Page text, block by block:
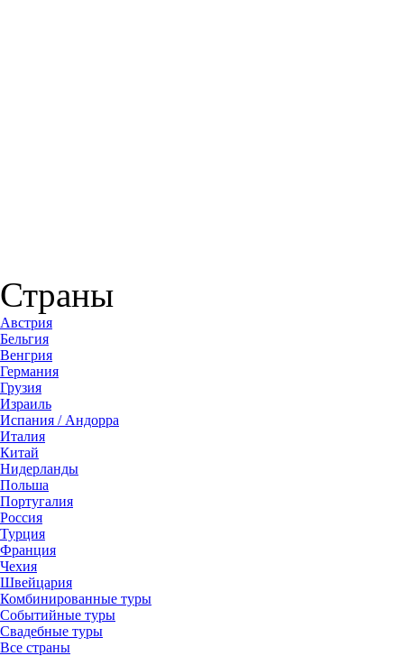
Страны
Австрия
Бельгия
Венгрия
Германия
Грузия
Израиль
Испания / Андорра
Италия
Китай
Нидерланды
Польша
Португалия
Россия
Турция
Франция
Чехия
Швейцария
Комбинированные туры
Событийные туры
Свадебные туры
Все страны